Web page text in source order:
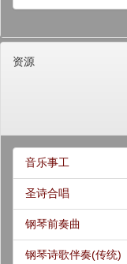
资源
音乐事工
圣诗合唱
钢琴前奏曲
钢琴诗歌伴奏(传统)